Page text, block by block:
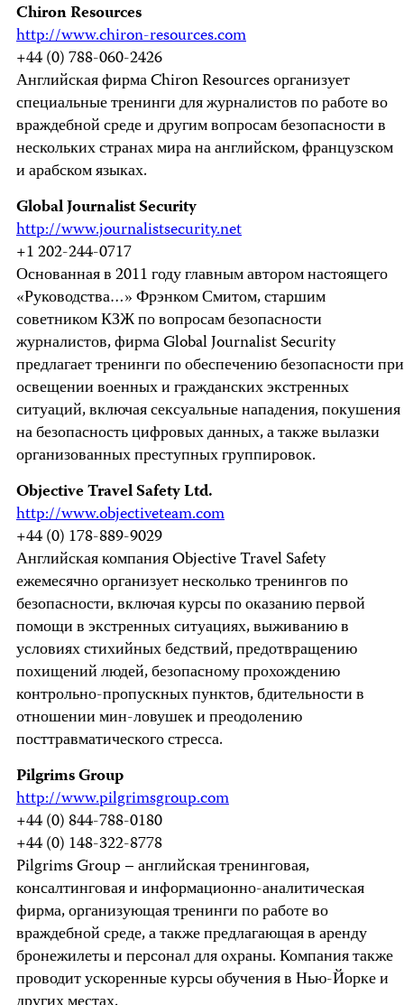
Chiron Resources
http://www.chiron-resources.com
+44 (0) 788-060-2426
Английская фирма Chiron Resources организует
специальные тренинги для журналистов по работе во
враждебной среде и другим вопросам безопасности в
нескольких странах мира на английском, французском
и арабском языках.
Global Journalist Security
http://www.journalistsecurity.net
+1 202-244-0717
Основанная в 2011 году главным автором настоящего
«Руководства…» Фрэнком Смитом, старшим
советником КЗЖ по вопросам безопасности
журналистов, фирма Global Journalist Security
предлагает тренинги по обеспечению безопасности при
освещении военных и гражданских экстренных
ситуаций, включая сексуальные нападения, покушения
на безопасность цифровых данных, а также вылазки
организованных преступных группировок.
Objective Travel Safety Ltd.
http://www.objectiveteam.com
+44 (0) 178-889-9029
Английская компания Objective Travel Safety
ежемесячно организует несколько тренингов по
безопасности, включая курсы по оказанию первой
помощи в экстренных ситуациях, выживанию в
условиях стихийных бедствий, предотвращению
похищений людей, безопасному прохождению
контрольно-пропускных пунктов, бдительности в
отношении мин-ловушек и преодолению
посттравматического стресса.
Pilgrims Group
http://www.pilgrimsgroup.com
+44 (0) 844-788-0180
+44 (0) 148-322-8778
Pilgrims Group – английская тренинговая,
консалтинговая и информационно-аналитическая
фирма, организующая тренинги по работе во
враждебной среде, а также предлагающая в аренду
бронежилеты и персонал для охраны. Компания также
проводит ускоренные курсы обучения в Нью-Йорке и